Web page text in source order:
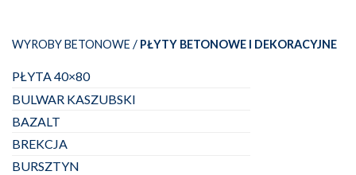
WYROBY BETONOWE / PŁYTY BETONOWE I DEKORACYJNE
PŁYTA 40×80
BULWAR KASZUBSKI
BAZALT
BREKCJA
BURSZTYN